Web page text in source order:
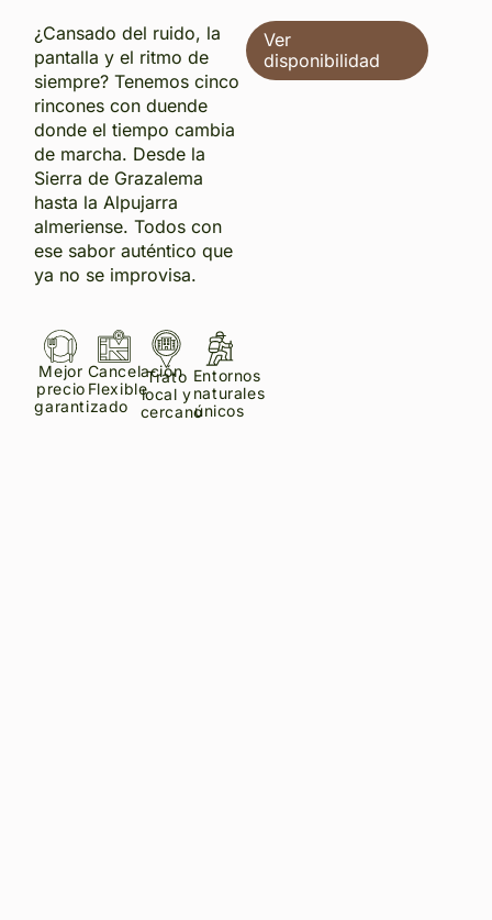
¿Cansado del ruido, la
pantalla y el ritmo de
siempre? Tenemos cinco
rincones con duende
donde el tiempo cambia
de marcha. Desde la
Sierra de Grazalema
hasta la Alpujarra
almeriense. Todos con
ese sabor auténtico que
ya no se improvisa.
Mejor
precio
garantizado
Cancelación
Flexible
Trato
local y
cercano
Entornos
naturales
únicos
Ver
disponibilidad